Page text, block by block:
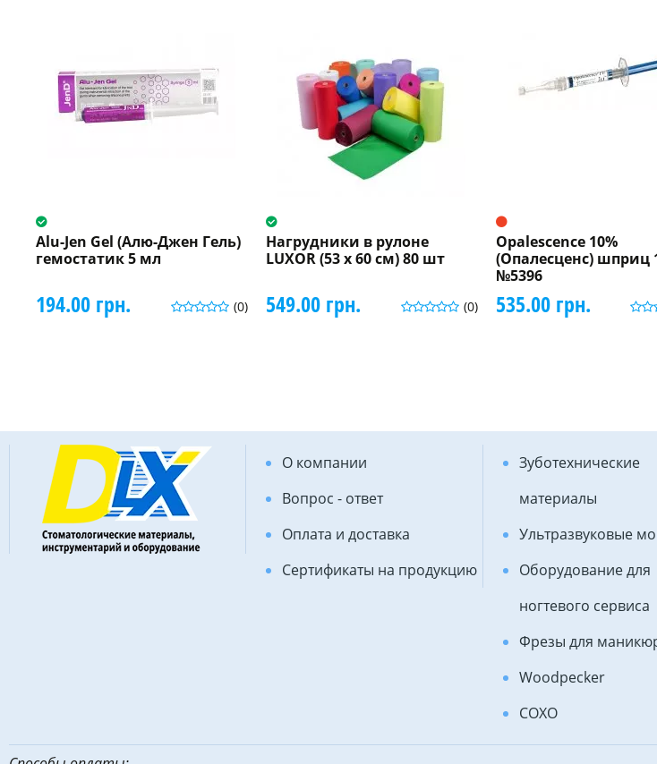
Alu-Jen Gel (Алю-Джен Гель)
гемостатик 5 мл
(0)
194.00 грн.
Нагрудники в рулоне
LUXOR (53 x 60 см) 80 шт
(0)
549.00 грн.
Opalescence 10%
(Опалесценс) шприц
№5396
535.00 грн.
О компании
Вопрос - ответ
Оплата и доставка
Сертификаты на продукцию
Зуботехнические
материалы
Ультразвуковые
Оборудование для
ногтевого сервиса
Фрезы для
Woodpecker
COXO